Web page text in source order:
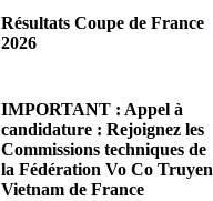
There are no translations
available.Chères Présidentes,
Résultats Coupe de France
2026
There are no translations
available.Cliquez sur ce lien
pour accéder aux résultats
Read more...
IMPORTANT : Appel à
candidature : Rejoignez les
Commissions techniques de
la Fédération Vo Co Truyen
Vietnam de France